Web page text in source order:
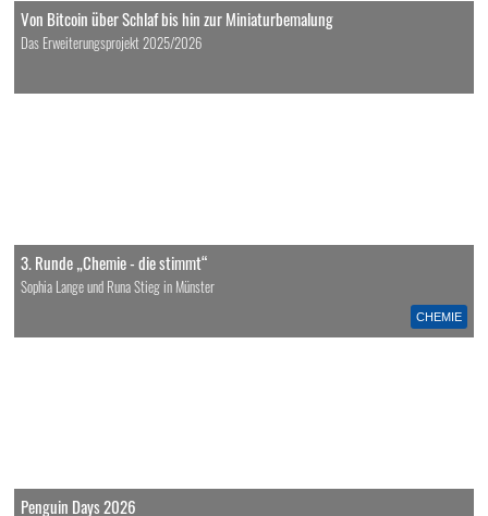
Von Bitcoin über Schlaf bis hin zur Miniaturbemalung
Das Erweiterungsprojekt 2025/2026
CHEMIE
3. Runde „Chemie - die stimmt“
Sophia Lange und Runa Stieg in Münster
Penguin Days 2026